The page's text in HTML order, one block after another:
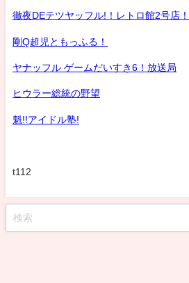
徹夜DEテツヤッフル!！レトロ館2号店！
剛Q超児ともっふる！
ヤナッフル ゲームだいすき6！放送局
ヒウラー総統の野望
魁!!アイドル塾!
t112